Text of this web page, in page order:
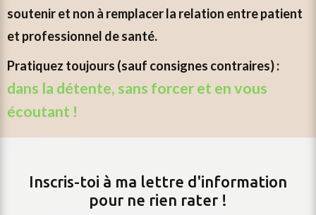
soutenir et non à remplacer la relation entre patient
et professionnel de santé.
pratiquez toujours (sauf consignes contraires) :
dans la détente, sans forcer et en vous
écoutant !
Inscris-toi à ma lettre d'information
pour ne rien rater !